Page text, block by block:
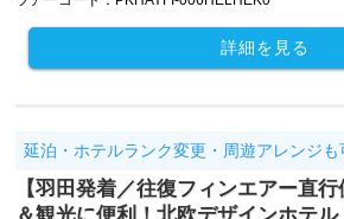
詳細を見る
延泊・ホテルランク変更・周遊アレンジも
【羽田発着／往復フィンエアー直